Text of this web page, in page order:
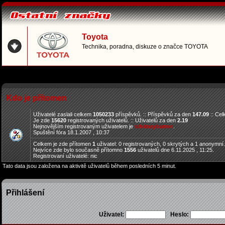
Toyota
Technika, poradna, diskuze o značce TOYOTA
Kdo je přítomen
Uživatelé zaslali celkem1050233příspěvků. :: Příspěvků za den147.09::
Je zde15620 registrovaných uživatelů. :: Uživatelů za den2.19
Nejnovějším registrovaným uživatelem jewhitneybarron
Spuštění fóra 18.1.2007 , 10:37
Celkem je zde přítomen 1 uživatel: 0 registrovaných, 0 skrytých a 1
Nejvíce zde bylo současně přítomno 1556 uživatelů dne 6.11.2025 , 11:25.
Registrovaní uživatelé: nic
Tato data jsou založena na aktivitě uživatelů během posledních 5 minut.
Přihlášení
Uživatel: Heslo: